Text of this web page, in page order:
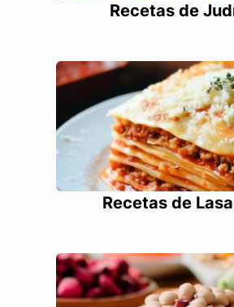
Recetas de
Recetas de